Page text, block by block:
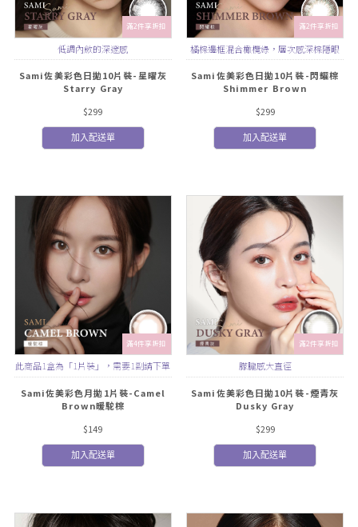
滿2件享折扣
低調內斂的深邃感
Sami佐美彩色日拋10片裝-星曜灰
Starry Gray
$299
加入配送單
滿2件享折扣
橘棕邊框混合橄欖綠，層次感深棕隱眼
Sami佐美彩色日拋10片裝-閃耀棕
Shimmer Brown
$299
加入配送單
滿4件享折扣
此商品1盒為「1片裝」，需要1副請下單
2盒
Sami佐美彩色月拋1片裝-Camel
Brown暖駝棕
$149
加入配送單
滿2件享折扣
朦朧感大直徑
Sami佐美彩色日拋10片裝-煙青灰
Dusky Gray
$299
加入配送單